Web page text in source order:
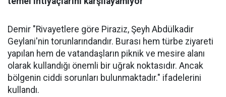
Demir "Rivayetlere göre Piraziz, Şeyh Abdülkadir
Geylani'nin torunlarındandır. Burası hem türbe ziyareti
yapılan hem de vatandaşların piknik ve mesire alanı
olarak kullandığı önemli bir uğrak noktasıdır. Ancak
bölgenin ciddi sorunları bulunmaktadır." ifadelerini
kullandı.